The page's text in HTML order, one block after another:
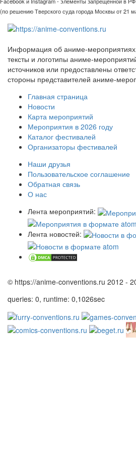
(по решению Тверского суда города Москвы от 21
Информация об аниме-
тексты и логотипы аниме-
источников или предоставлены
стороны представителей аниме-
Главная страница
Новости
Карта мероприятий
Мероприятия в 2026 году
Каталог фестивалей
Организаторы фестивалей
Наши друзья
Пользовательское соглашение
Обратная связь
О нас
Лента мероприятий:
Лента новостей:
© https://anime-conventions.ru 2012 -
queries: 0, runtime: 0,1026sec